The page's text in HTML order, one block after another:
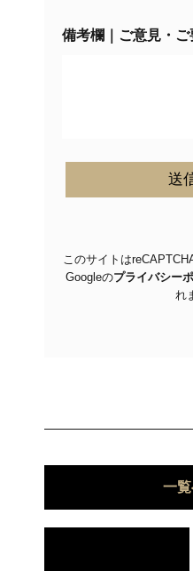
備考欄｜ご意見・ご
このサイトは
Googleのプライバシー
れ
一